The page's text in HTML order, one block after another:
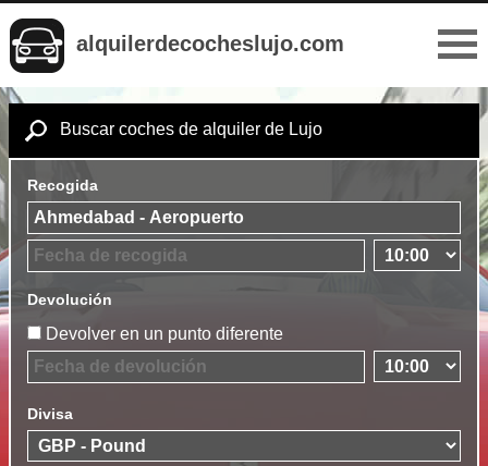
alquilerdecocheslujo.com
Buscar coches de alquiler de Lujo
Recogida
Devolución
Devolver en un punto diferente
Divisa